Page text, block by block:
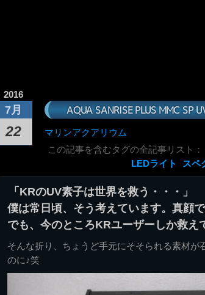
2016
7月
22
AQUA SANRISE PLUS MMC SP
マリンアクアリウム
この記事を含むタグの全記事リスト：
LEDライト
スペ
「KRのUV素子は世界を救う・・・」
僕は常日頃、そう考えています。真顔で
でも、今のところKRユーザーしか救え
そんな折り、ちょうど手元にそそられる素材が
のに♪笑